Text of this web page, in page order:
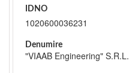
IDNO
1020600036231
Denumire
"VIAAB Engineering" S.R.L.